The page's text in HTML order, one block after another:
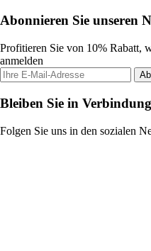
Abonnieren Sie unseren
Profitieren Sie von 10% Rabatt,
anmelden
Bleiben Sie in Verbindung
Folgen Sie uns in den sozialen